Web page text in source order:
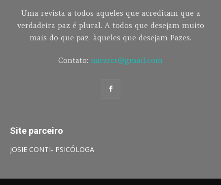
Uma revista a todos aqueles que acreditam que a
verdadeira paz é plural. A todos que desejam muito
mais do que paz, àqueles que desejam Pazes.
Contato: nararcr@gmail.com
Site parceiro
JOSIE CONTI- PSICÓLOGA